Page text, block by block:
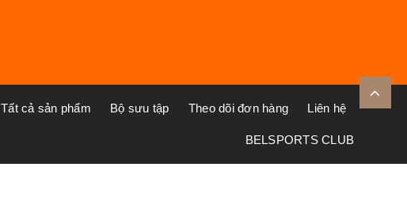
Tất cả sản phẩm Bộ sưu tập Theo dõi đơn hàng Liên hệ
BELSPORTS CLUB